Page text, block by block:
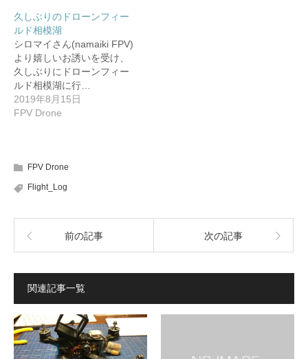
き
ま
す
)
し
い
ン
ド
ウ
で
開
き
ま
す
で
開
す
)
久しぶりのドローンフィー
ルド相模湖
シロマイさん(namaiki FPV)
より嬉しいお誘いを受け、
久しぶりにドローンフィー
ルド相模湖に行…
2019年8月15日
FPV Drone
FPV Drone
Flight_Log
前の記事 次の記事
関連記事一覧